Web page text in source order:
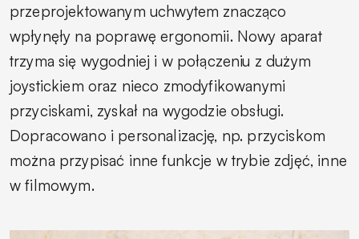
przeprojektowanym uchwytem znacząco
wpłynęły na poprawę ergonomii. Nowy aparat
trzyma się wygodniej i w połączeniu z dużym
joystickiem oraz nieco zmodyfikowanymi
przyciskami, zyskał na wygodzie obsługi.
Dopracowano i personalizację, np. przyciskom
można przypisać inne funkcje w trybie zdjęć, inne
w filmowym.